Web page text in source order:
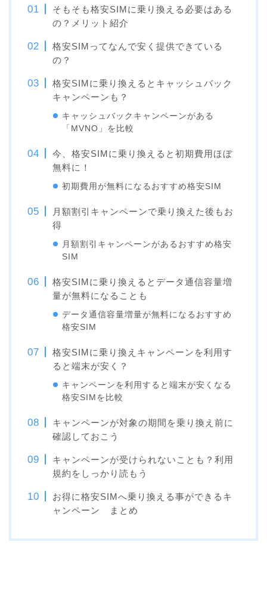
そもそも格安SIMに乗り換える必要はある
の？メリット紹介
格安SIMってなんで安く提供できている
の？
格安SIMに乗り換えるとキャッシュバック
キャンペーンも？
キャッシュバックキャンペーンがある
「MVNO」を比較
今、格安SIMに乗り換えると初期費用ほぼ
無料に！
初期費用が無料になるおすすめ格安SIM
月額割引キャンペーンで乗り換えた後もお
得
月額割引キャンペーンがあるおすすめ格安
SIM
格安SIMに乗り換えるとデータ通信容量増
量が無料になることも
データ通信容量増量が無料になるおすすめ
格安SIM
格安SIMに乗り換えキャンペーンを利用す
ると端末が安く？
キャンペーンを利用すると端末が安くなる
格安SIMを比較
キャンペーンが対象の期間を乗り換え前に
確認しておこう
キャンペーンが受けられないことも？利用
規約をしっかり読もう
お得に格安SIMへ乗り換える事ができるキ
ャンペーン まとめ